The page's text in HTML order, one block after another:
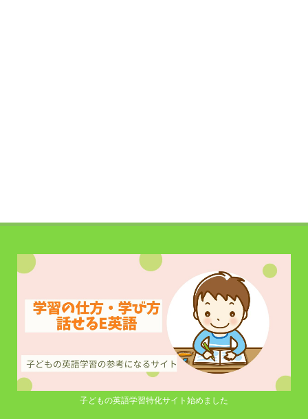
子どもの英語学習特化サイト始めました